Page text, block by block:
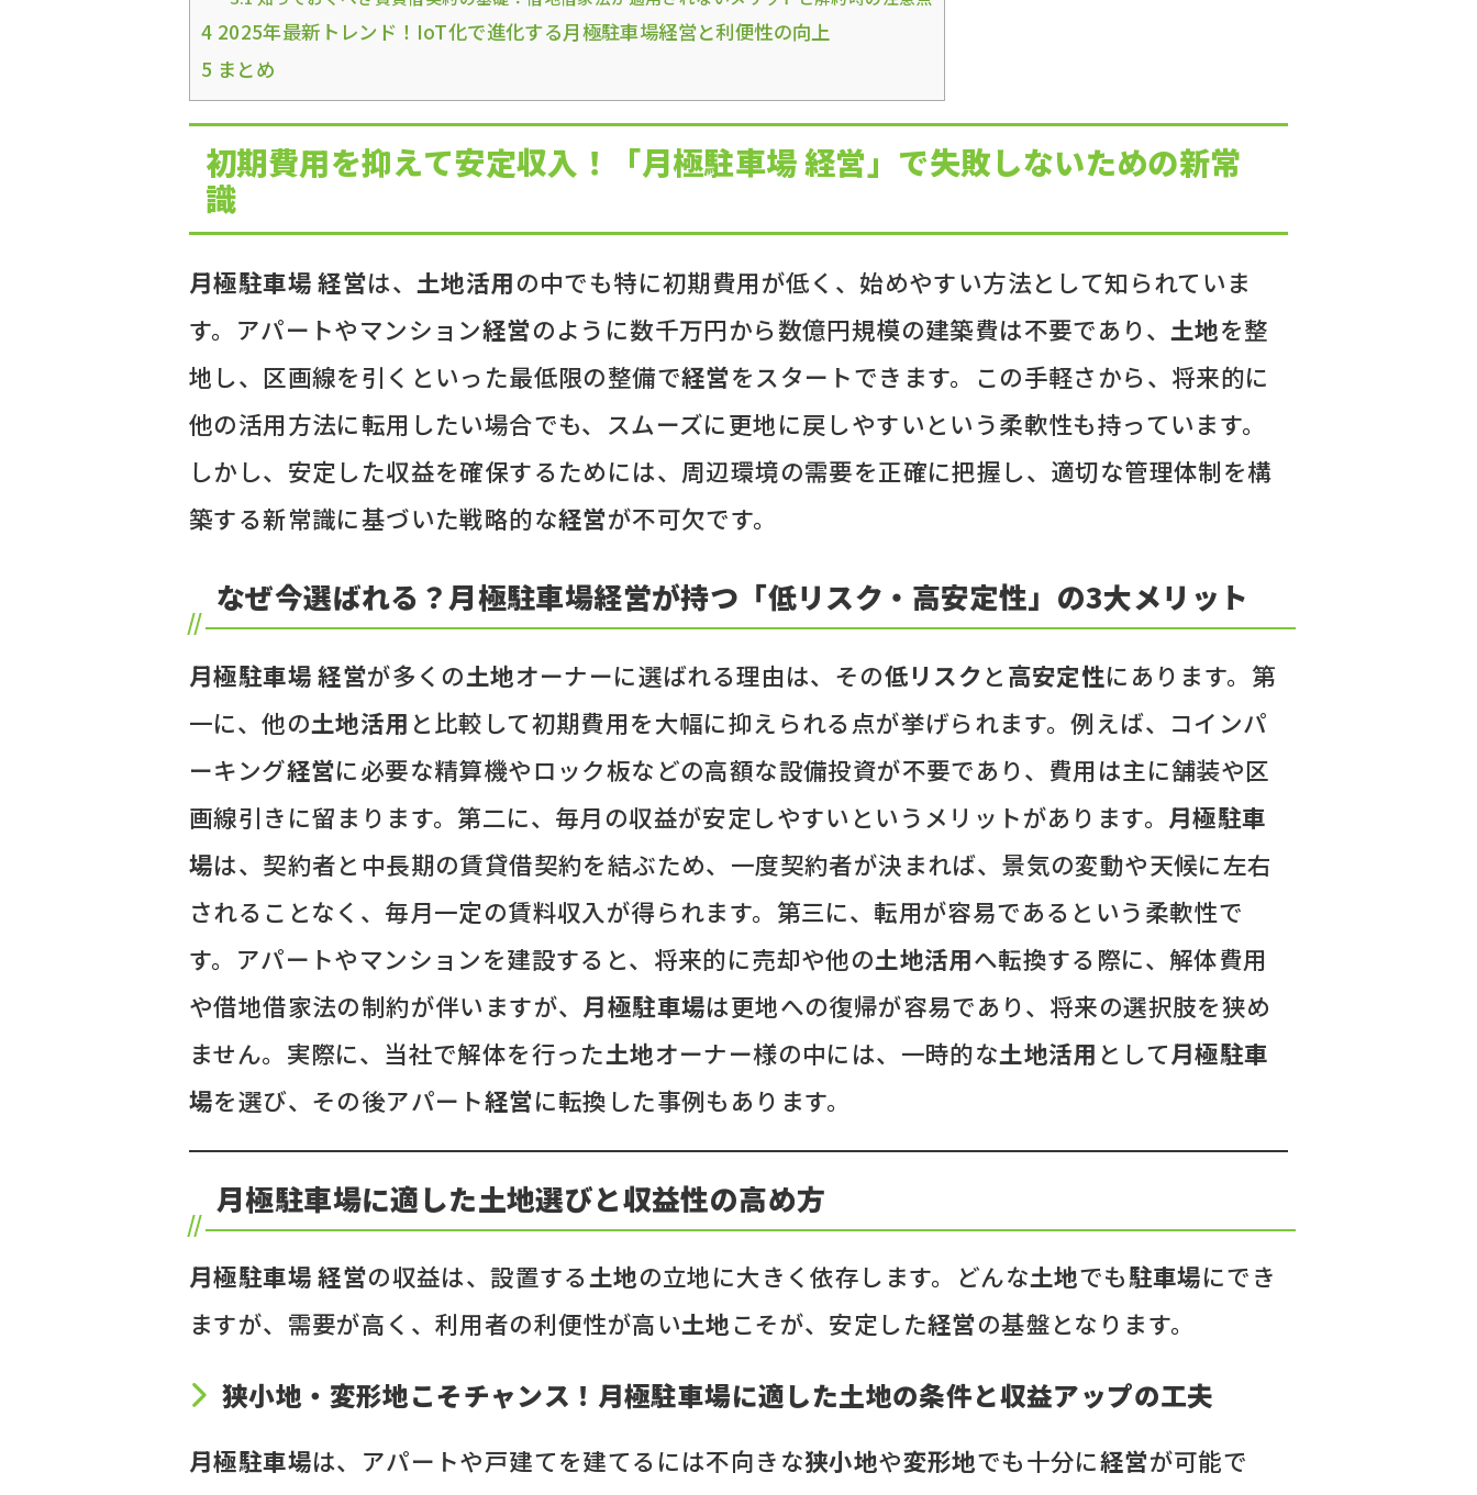
4 2025年最新トレンド！IoT化で進化する月極駐車場経営と利便性の向上
5 まとめ
初期費用を抑えて安定収入！「月極駐車場 経営」で失敗しないための新常
識
月極駐車場 経営は、土地活用の中でも特に初期費用が低く、始めやすい方法として知られていま
す。アパートやマンション経営のように数千万円から数億円規模の建築費は不要であり、土地を整
地し、区画線を引くといった最低限の整備で経営をスタートできます。この手軽さから、将来的に
他の活用方法に転用したい場合でも、スムーズに更地に戻しやすいという柔軟性も持っています。
しかし、安定した収益を確保するためには、周辺環境の需要を正確に把握し、適切な管理体制を構
築する新常識に基づいた戦略的な経営が不可欠です。
なぜ今選ばれる？月極駐車場経営が持つ「低リスク・高安定性」の3大メリット
月極駐車場 経営が多くの土地オーナーに選ばれる理由は、その低リスクと高安定性にあります。第
一に、他の土地活用 と比較して初期費用を大幅に抑えられる点が挙げられます。例えば、コインパ
ーキング経営に必要な精算機やロック板などの高額な設備投資が不要であり、費用は主に舗装や区
画線引きに留まります。第二に、毎月の収益が安定しやすいというメリットがあります。 月極駐車
場は、契約者と中長期の賃貸借契約を結ぶため、一度契約者が決まれば、景気の変動や天候に左右
されることなく、毎月一定の賃料収入が得られます。第三に、転用が容易であるという柔軟性で
す。アパートやマンションを建設すると、将来的に売却や他の土地活用へ転換する際に、解体費用
や借地借家法の制約が伴いますが、 月極駐車場は更地への復帰が容易であり、将来の選択肢を狭め
ません。実際に、当社で解体を行った土地オーナー様の中には、一時的な土地活用 として月極駐車
場を選び、その後アパート経営に転換した事例もあります。
月極駐車場に適した土地選びと収益性の高め方
月極駐車場 経営の収益は、設置する土地の立地に大きく依存します。どんな土地でも駐車場にでき
ますが、需要が高く、利用者の利便性が高い土地こそが、安定した経営の基盤となります。
狭小地・変形地こそチャンス！月極駐車場に適した土地の条件と収益アップの工夫
月極駐車場は、アパートや戸建てを建てるには不向きな狭小地や変形地でも十分に経営が可能で